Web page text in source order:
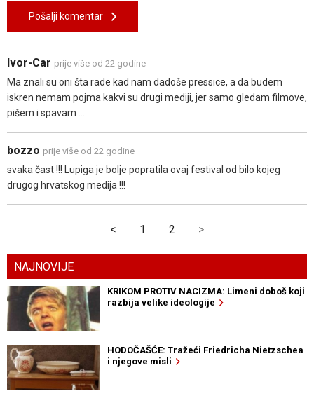
Pošalji komentar
Ivor-Car prije više od 22 godine
Ma znali su oni šta rade kad nam dadoše pressice, a da budem
iskren nemam pojma kakvi su drugi mediji, jer samo gledam filmove,
pišem i spavam ...
bozzo prije više od 22 godine
svaka čast !!! Lupiga je bolje popratila ovaj festival od bilo kojeg
drugog hrvatskog medija !!!
< 1 2 >
NAJNOVIJE
KRIKOM PROTIV NACIZMA: Limeni doboš koji
razbija velike ideologije
HODOČAŠĆE: Tražeći Friedricha Nietzschea
i njegove misli